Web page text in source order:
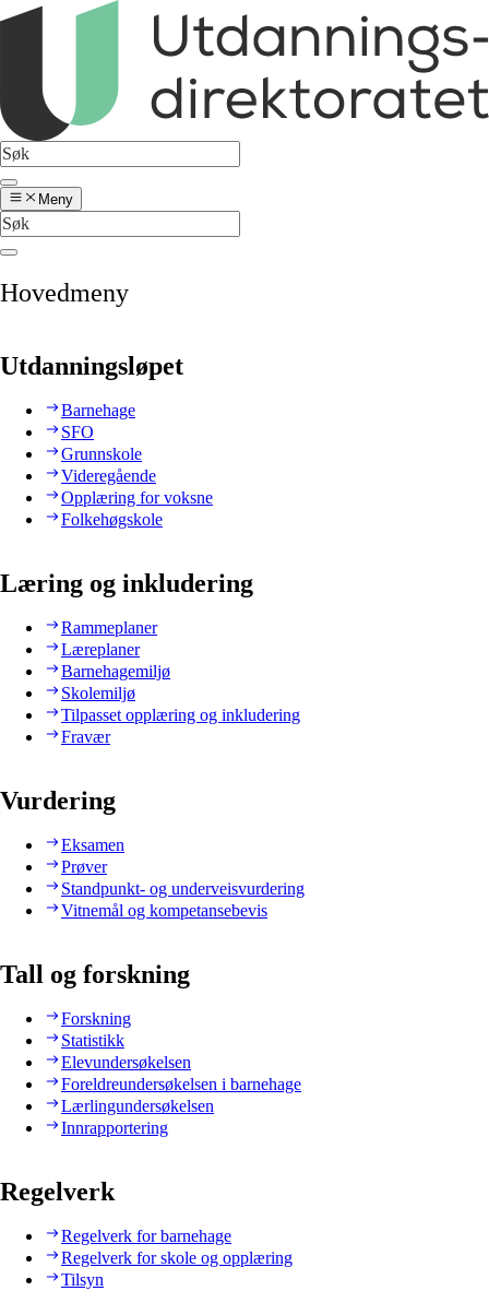
Meny
Hovedmeny
Utdanningsløpet
Barnehage
SFO
Grunnskole
Videregående
Opplæring for voksne
Folkehøgskole
Læring og inkludering
Rammeplaner
Læreplaner
Barnehagemiljø
Skolemiljø
Tilpasset opplæring og inkludering
Fravær
Vurdering
Eksamen
Prøver
Standpunkt- og underveisvurdering
Vitnemål og kompetansebevis
Tall og forskning
Forskning
Statistikk
Elevundersøkelsen
Foreldreundersøkelsen i barnehage
Lærlingundersøkelsen
Innrapportering
Regelverk
Regelverk for barnehage
Regelverk for skole og opplæring
Tilsyn